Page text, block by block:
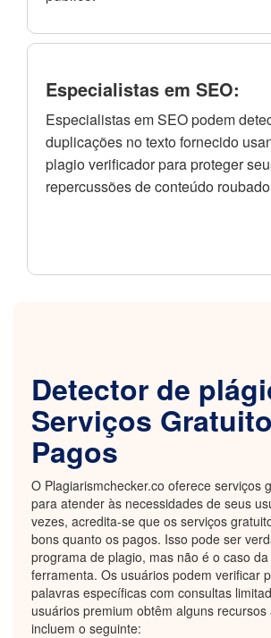
Especialistas em SEO:
Especialistas em SEO podem
duplicações no texto fornecido
plagio verificador para proteger
repercussões de conteúdo
Detector de
Serviços
Pagos
O Plagiarismchecker.co oferece serviços
para atender às necessidades de seus
vezes, acredita-se que os serviços
bons quanto os pagos. Isso pode ser
programa de plagio, mas não é o caso
ferramenta. Os usuários podem verificar
palavras específicas com consultas
usuários premium obtêm alguns
incluem o seguinte: